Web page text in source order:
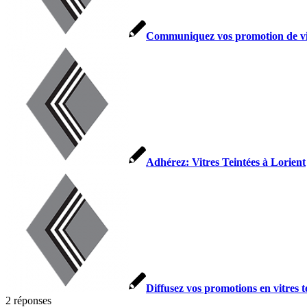
Communiquez vos promotion de
Adhérez: Vitres Teintées à Lorient
Diffusez vos promotions en vitres
2 réponses